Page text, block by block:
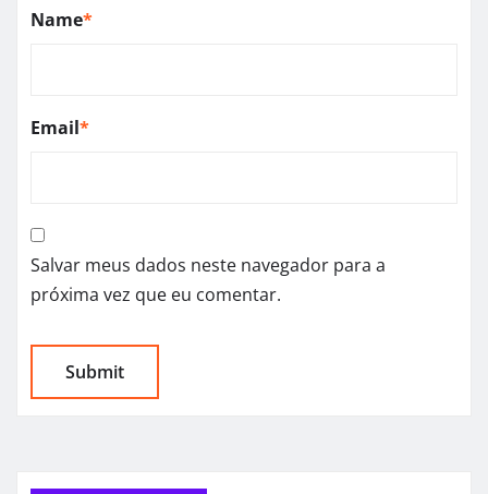
Name*
Email*
Salvar meus dados neste navegador para a
próxima vez que eu comentar.